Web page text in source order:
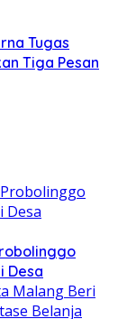
Tugas
Tiga Pesan
Desa